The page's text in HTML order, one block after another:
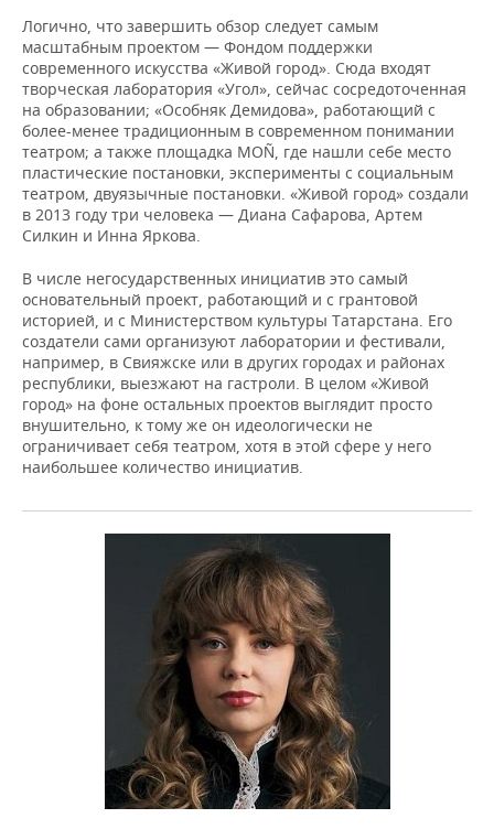
Логично, что завершить обзор следует самым
масштабным проектом — Фондом поддержки
современного искусства «Живой город». Сюда входят
творческая лаборатория «Угол», сейчас сосредоточенная
на образовании; «Особняк Демидова», работающий с
более-менее традиционным в современном понимании
театром; а также площадка MOÑ, где нашли себе место
пластические постановки, эксперименты с социальным
театром, двуязычные постановки. «Живой город» создали
в 2013 году три человека — Диана Сафарова, Артем
Силкин и Инна Яркова.
В числе негосударственных инициатив это самый
основательный проект, работающий и с грантовой
историей, и с Министерством культуры Татарстана. Его
создатели сами организуют лаборатории и фестивали,
например, в Свияжске или в других городах и районах
республики, выезжают на гастроли. В целом «Живой
город» на фоне остальных проектов выглядит просто
внушительно, к тому же он идеологически не
ограничивает себя театром, хотя в этой сфере у него
наибольшее количество инициатив.